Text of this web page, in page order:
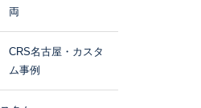
両
CRS名古屋・カスタ
ム事例